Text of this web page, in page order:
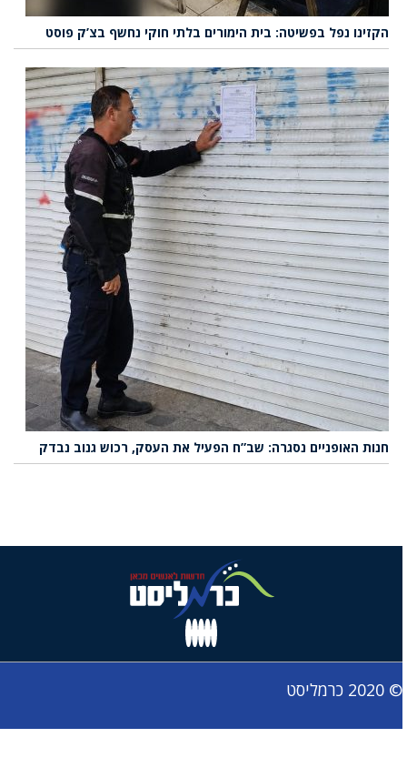
הקזינו נפל בפשיטה: בית הימורים בלתי חוקי נחשף בצ’ק פוסט
חנות האופניים נסגרה: שב”ח הפעיל את העסק, רכוש גנוב נבדק
© 2020 כרמליסט